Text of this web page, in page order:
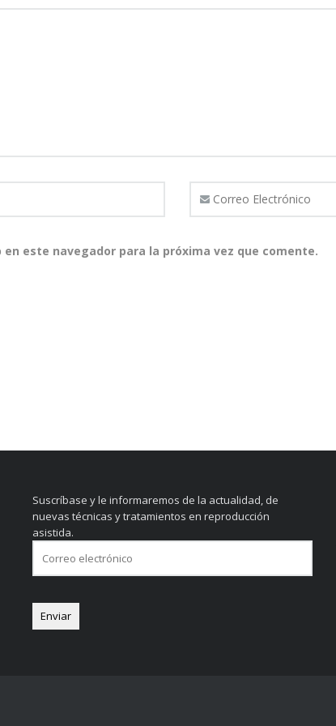
este navegador para la próxima vez que comente.
Suscríbase y le informaremos de la actualidad, de
nuevas técnicas y tratamientos en reproducción
asistida.